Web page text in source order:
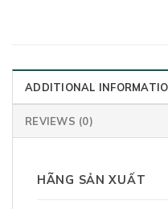
ADDITIONAL
REVIEWS (0)
HÃNG SẢN XUẤT